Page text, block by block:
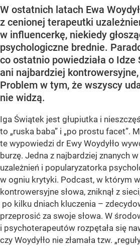
W ostatnich latach Ewa
z cenionej terapeutki
w influencerkę, niekiedy
psychologiczne brednie.
co ostatnio powiedziała o Idze
ani najbardziej
Problem w tym, że wszyscy
nie widzą.
Iga Świątek jest głupiutka i
to „ruska baba” i „po prostu facet”.
te wypowiedzi dr Ewy Woydyłło
burzę. Jedna z najbardziej znanych
uzależnień i popularyzatorka
w ogniu krytyki. Podcast, w którym
kontrowersyjne słowa, zniknął z
po kilku dniach kluczenia –
przeprosić za swoje słowa. W
i psychoterapeutów rozpętała się
czy Woydyłło nie złamała tzw.